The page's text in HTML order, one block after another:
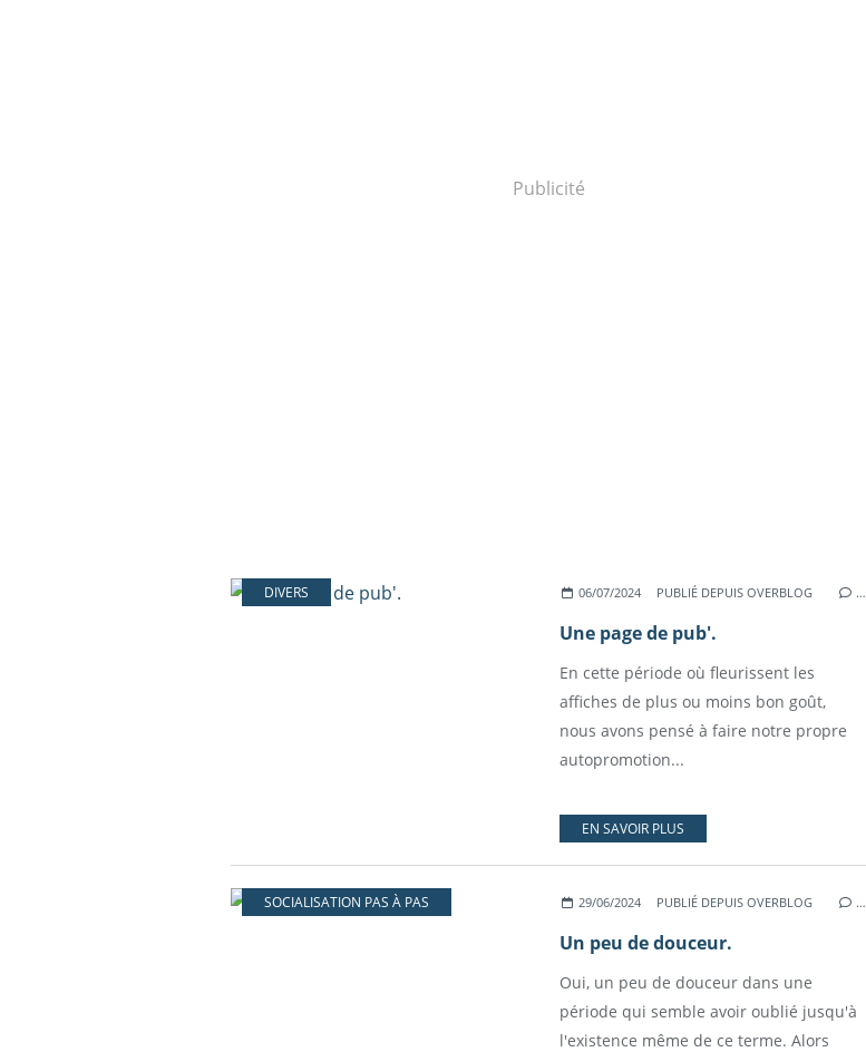
Publicité
DIVERS 06/07/2024 PUBLIÉ DEPUIS OVERBLOG …
Une page de pub'.
En cette période où fleurissent les
affiches de plus ou moins bon goût,
nous avons pensé à faire notre propre
autopromotion...
EN SAVOIR PLUS
SOCIALISATION PAS À PAS 29/06/2024 PUBLIÉ DEPUIS OVERBLOG …
Un peu de douceur.
Oui, un peu de douceur dans une
période qui semble avoir oublié jusqu'à
l'existence même de ce terme. Alors